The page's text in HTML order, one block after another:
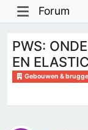
Forum
PWS:
EN
Gebouwen &